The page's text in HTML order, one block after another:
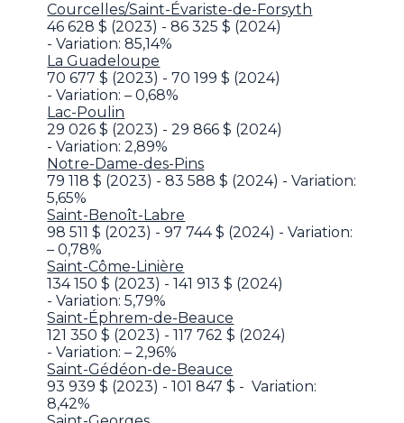
Courcelles/Saint-Évariste-de-Forsyth
46 628 $ (2023) - 86 325 $ (2024)
- Variation: 85,14%
La Guadeloupe
70 677 $ (2023) - 70 199 $ (2024)
- Variation: – 0,68%
Lac-Poulin
29 026 $ (2023) - 29 866 $ (2024)
- Variation: 2,89%
Notre-Dame-des-Pins
79 118 $ (2023) - 83 588 $ (2024) - Variation:
5,65%
Saint-Benoît-Labre
98 511 $ (2023) - 97 744 $ (2024) - Variation:
– 0,78%
Saint-Côme-Linière
134 150 $ (2023) - 141 913 $ (2024)
- Variation: 5,79%
Saint-Éphrem-de-Beauce
121 350 $ (2023) - 117 762 $ (2024)
- Variation: – 2,96%
Saint-Gédéon-de-Beauce
93 939 $ (2023) - 101 847 $ - Variation:
8,42%